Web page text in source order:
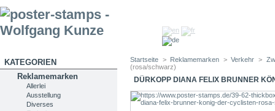
KATEGORIEN
Reklamemarken
Allerlei
Ausstellung
Diverses
Startseite > Reklamemarken > Verkehr >
(rosa/schwarz)
DÜRKOPP DIANA FELIX BRUNNER